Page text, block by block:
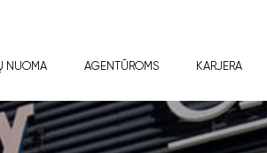
NUOMA AGENTŪROMS KARJERA